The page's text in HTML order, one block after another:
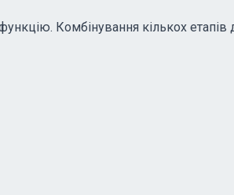
Комбінування кількох етапів